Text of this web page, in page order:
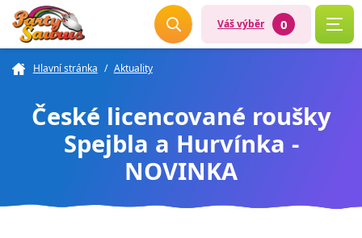
Váš výběr 0
Hlavní stránka / Aktuality
České licencované roušky
Spejbla a Hurvínka -
NOVINKA